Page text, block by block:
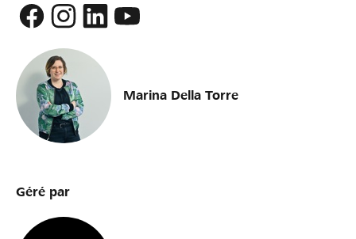
Marina Della Torre
Géré par